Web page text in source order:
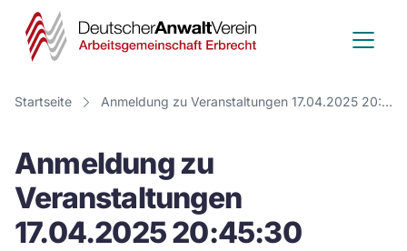
Deutscher
Anwalt
Verein
Startseite Anmeldung zu Veranstaltungen 17.04.2025 20:45:30
Anmeldung zu
Veranstaltungen
17.04.2025 20:45:30